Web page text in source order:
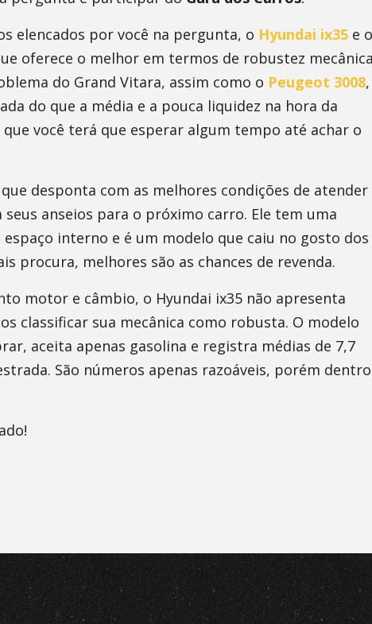
elencados por você na pergunta, o Hyundai ix35 e o
oferece o melhor em termos de robustez
do Grand Vitara, assim como o Peugeot 3008
do que a média e a pouca liquidez na hora da
que você terá que esperar algum tempo até achar o
desponta com as melhores condições de atender
anseios para o próximo carro. Ele tem uma
interno e é um modelo que caiu no gosto dos
procura, melhores são as chances de revenda.
motor e câmbio, o Hyundai ix35 não apresenta
classificar sua mecânica como robusta. O modelo
aceita apenas gasolina e registra médias de 7,7
São números apenas razoáveis, porém dentro